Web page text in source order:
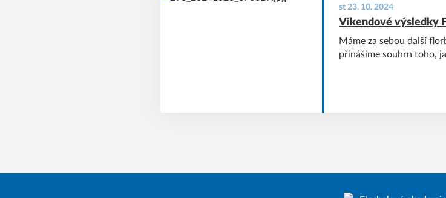
st 23. 10. 2024
Víkendové výsledky
Máme za sebou další
přinášíme souhrn toho,